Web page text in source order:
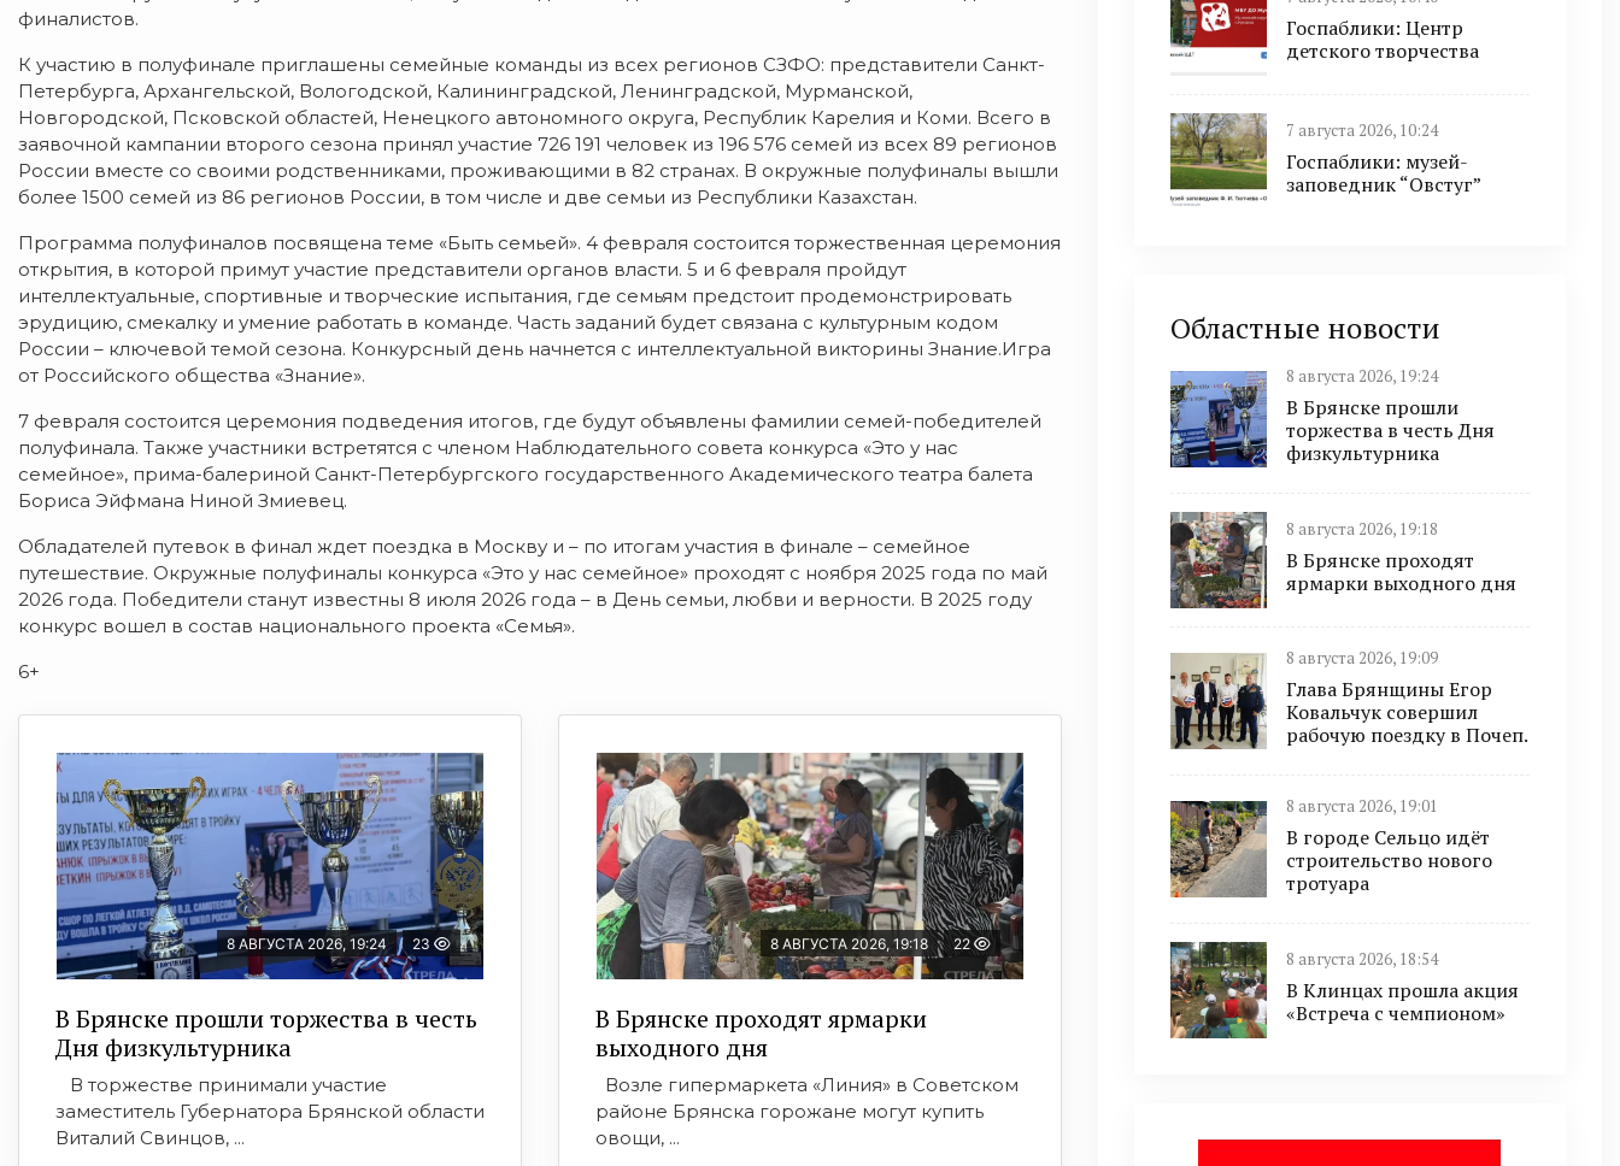
финалистов.
К участию в полуфинале приглашены семейные команды из всех регионов СЗФО: представители Санкт-
Петербурга, Архангельской, Вологодской, Калининградской, Ленинградской, Мурманской,
Новгородской, Псковской областей, Ненецкого автономного округа, Республик Карелия и Коми. Всего в
заявочной кампании второго сезона принял участие 726 191 человек из 196 576 семей из всех 89 регионов
России вместе со своими родственниками, проживающими в 82 странах. В окружные полуфиналы вышли
более 1500 семей из 86 регионов России, в том числе и две семьи из Республики Казахстан.
Программа полуфиналов посвящена теме «Быть семьей». 4 февраля состоится торжественная церемония
открытия, в которой примут участие представители органов власти. 5 и 6 февраля пройдут
интеллектуальные, спортивные и творческие испытания, где семьям предстоит продемонстрировать
эрудицию, смекалку и умение работать в команде. Часть заданий будет связана с культурным кодом
России – ключевой темой сезона. Конкурсный день начнется с интеллектуальной викторины Знание.Игра
от Российского общества «Знание».
7 февраля состоится церемония подведения итогов, где будут объявлены фамилии семей-победителей
полуфинала. Также участники встретятся с членом Наблюдательного совета конкурса «Это у нас
семейное», прима-балериной Санкт-Петербургского государственного Академического театра балета
Бориса Эйфмана Ниной Змиевец.
Обладателей путевок в финал ждет поездка в Москву и – по итогам участия в финале – семейное
путешествие. Окружные полуфиналы конкурса «Это у нас семейное» проходят с ноября 2025 года по май
2026 года. Победители станут известны 8 июля 2026 года – в День семьи, любви и верности. В 2025 году
конкурс вошел в состав национального проекта «Семья».
6+
8 АВГУСТА 2026, 19:24 23
В Брянске прошли торжества в честь
Дня физкультурника
В торжестве принимали участие
заместитель Губернатора Брянской области
Виталий Свинцов, ...
8 АВГУСТА 2026, 19:18 22
В Брянске проходят ярмарки
выходного дня
Возле гипермаркета «Линия» в Советском
районе Брянска горожане могут купить
овощи, ...
Госпаблики: Центр
детского творчества
7 августа 2026, 10:24
Госпаблики: музей-
заповедник “Овстуг”
Областные новости
8 августа 2026, 19:24
В Брянске прошли
торжества в честь Дня
физкультурника
8 августа 2026, 19:18
В Брянске проходят
ярмарки выходного дня
8 августа 2026, 19:09
Глава Брянщины Егор
Ковальчук совершил
рабочую поездку в Почеп.
8 августа 2026, 19:01
В городе Сельцо идёт
строительство нового
тротуара
8 августа 2026, 18:54
В Клинцах прошла акция
«Встреча с чемпионом»